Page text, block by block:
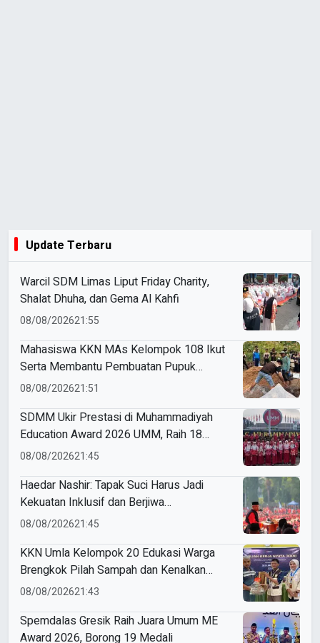
Update Terbaru
Warcil SDM Limas Liput Friday Charity,
Shalat Dhuha, dan Gema Al Kahfi
08/08/202621:55
Mahasiswa KKN MAs Kelompok 108 Ikut
Serta Membantu Pembuatan Pupuk
Organik sebagai Persiapan Program Kerja
08/08/202621:51
SDMM Ukir Prestasi di Muhammadiyah
Education Award 2026 UMM, Raih 18
Medali
08/08/202621:45
Haedar Nashir: Tapak Suci Harus Jadi
Kekuatan Inklusif dan Berjiwa
Kenegarawanan
08/08/202621:45
KKN Umla Kelompok 20 Edukasi Warga
Brengkok Pilah Sampah dan Kenalkan
Ecopilah
08/08/202621:43
Spemdalas Gresik Raih Juara Umum ME
Award 2026, Borong 19 Medali